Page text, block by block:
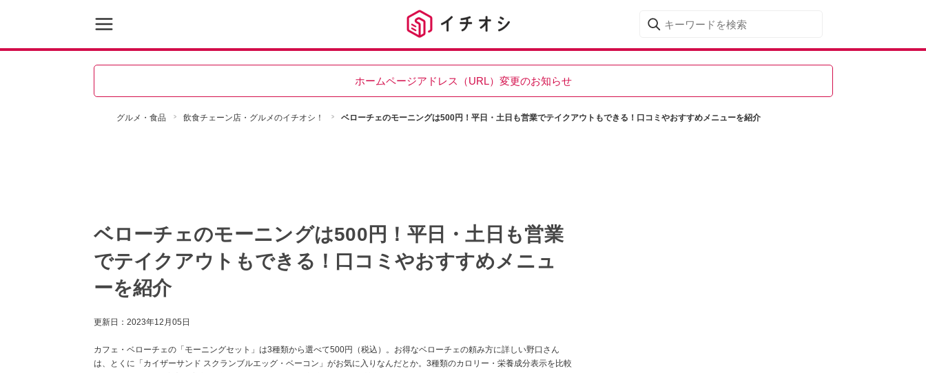
ホームページアドレス（URL）変更のお知らせ
グルメ・食品 飲食チェーン店・グルメのイチオシ！ ベローチェのモーニングは500円！平日・土日も営業でテイクアウトもできる！口コミやおすすめメニューを紹介
ベローチェのモーニングは500円！平日・土日も営業
でテイクアウトもできる！口コミやおすすめメニュ
ーを紹介
更新日： 2023年12月05日
カフェ・ベローチェの「モーニングセット」は3種類から選べて500円（税込）。お得なベローチェの頼み方に詳しい野口さん
は、とくに「カイザーサンド スクランブルエッグ・ベーコン」がお気に入りなんだとか。3種類のカロリー・栄養成分表示を比較